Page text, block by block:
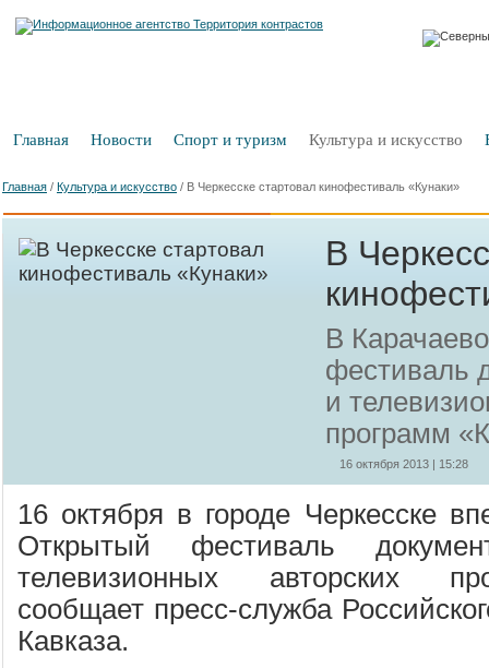
Главная Новости Спорт и туризм Культура и искусство
Главная / Культура и искусство / В Черкесске стартовал кинофестиваль «Кунаки»
В
В
фестиваль
и
программ
16 октября 2013 | 15:28
16 октября в городе Черкесске
Открытый фестиваль
телевизионных авторских
сообщает пресс-служба
Кавказа.